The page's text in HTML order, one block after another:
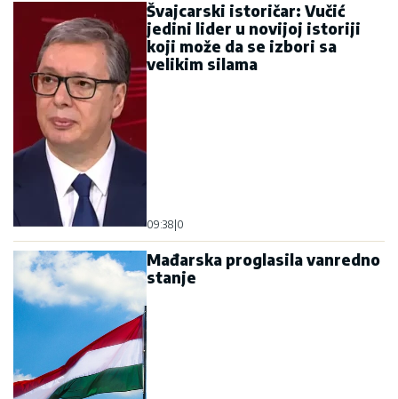
Švajcarski istoričar: Vučić
jedini lider u novijoj istoriji
koji može da se izbori sa
velikim silama
09:38 0
Mađarska proglasila vanredno
stanje